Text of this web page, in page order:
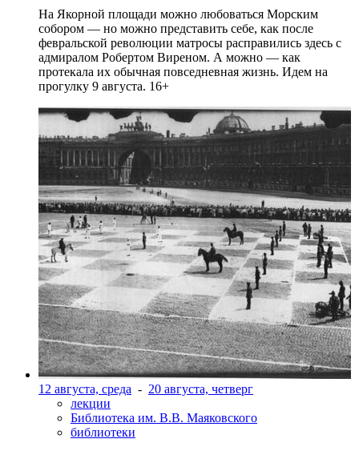
На Якорной площади можно любоваться Морским
собором — но можно представить себе, как после
февральской революции матросы расправились здесь с
адмиралом Робертом Виреном. А можно — как
протекала их обычная повседневная жизнь. Идем на
прогулку 9 августа. 16+
12 августа, среда - 20 августа, четверг
лекции
Библиотека им. В.В. Маяковского
библиотеки